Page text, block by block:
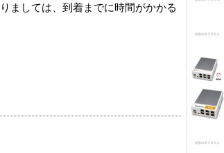
ましては、到着までに時間がかかる